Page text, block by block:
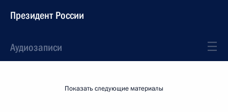
Президент России
Аудиозаписи
Показать следующие материалы